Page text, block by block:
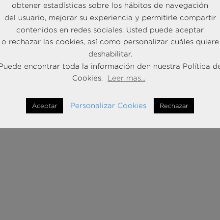
(y qué necesitará dentro de 3 meses y dentro de 3 años!
y acompañarle mientras se encuentre bajo nuestro manto.
aún en una fase muy precoz desde el punto de vista del
Data” al“Smart data”y debemos emplear esta inteligencia
a consolidar las relaciones con uno de los ejes más
de (poco) tiempo el 4.0 llamará a la puerta. ¡Pongámonos
obtener estadísticas sobre los hábitos de navegación
del usuario, mejorar su experiencia y permitirle compartir
contenidos en redes sociales. Usted puede aceptar
o rechazar las cookies, así como personalizar cuáles quiere
deshabilitar.
encontrar toda la información den nuestra Política
Cookies.
Leer mas...
Aceptar Personalizar Cookies Rechazar